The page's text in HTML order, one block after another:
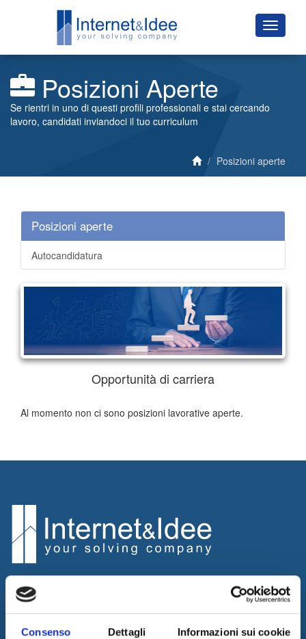
Consenso Dettagli Informazioni sui cookie
Posizioni Aperte
Se rientri in uno di questi profili professionali e stai cercando
lavoro, candidati inviandoci il tuo curriculum
Posizioni aperte
Posizioni aperte
Autocandidatura
Opportunità di carriera
Al momento non ci sono posizioni lavorative aperte.
Internet & Idee promuove l'innovazione progettando e realizzando
soluzioni innovative, erogando consulenza ed outsourcing per
supportare il business dei propri clienti grazie ad un team di
professionisti di riconosciuto valore.